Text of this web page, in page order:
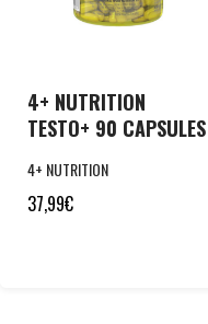
4+ NUTRITION
TESTO+ 90 CAPSULES
4+ NUTRITION
37,99€